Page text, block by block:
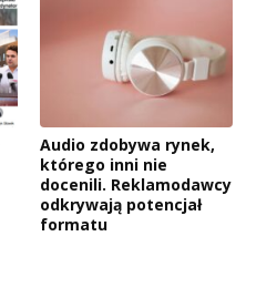
Audio zdobywa rynek,
którego inni nie
docenili. Reklamodawcy
odkrywają potencjał
formatu